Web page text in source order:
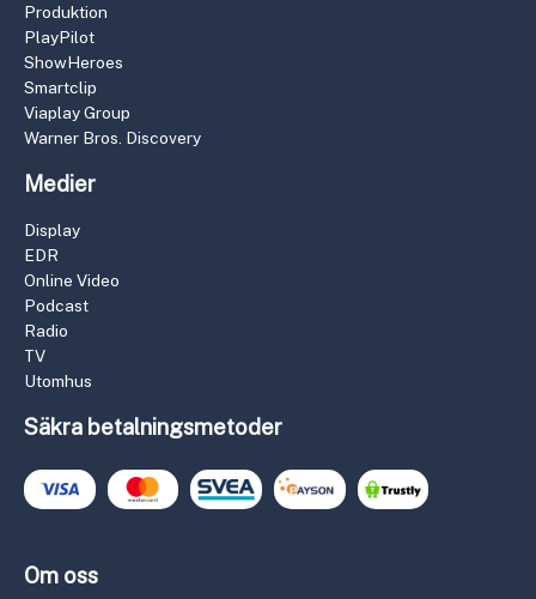
Produktion
PlayPilot
ShowHeroes
Smartclip
Viaplay Group
Warner Bros. Discovery
Medier
Display
EDR
Online Video
Podcast
Radio
TV
Utomhus
Säkra betalningsmetoder
Om oss